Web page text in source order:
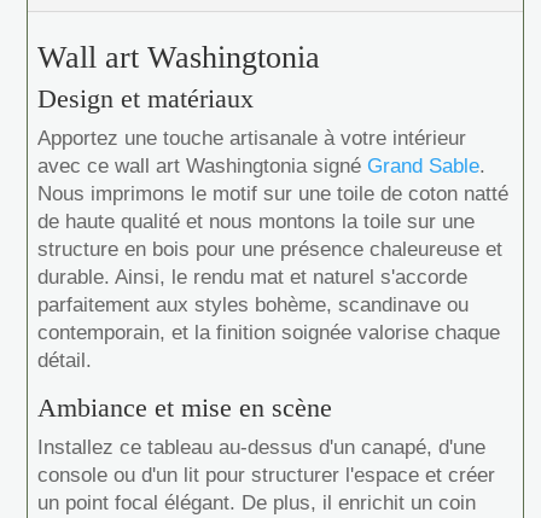
Wall art Washingtonia
Design et matériaux
Apportez une touche artisanale à votre intérieur
avec ce wall art Washingtonia signé Grand Sable.
Nous imprimons le motif sur une toile de coton natté
de haute qualité et nous montons la toile sur une
structure en bois pour une présence chaleureuse et
durable. Ainsi, le rendu mat et naturel s'accorde
parfaitement aux styles bohème, scandinave ou
contemporain, et la finition soignée valorise chaque
détail.
Ambiance et mise en scène
Installez ce tableau au-dessus d'un canapé, d'une
console ou d'un lit pour structurer l'espace et créer
un point focal élégant. De plus, il enrichit un coin